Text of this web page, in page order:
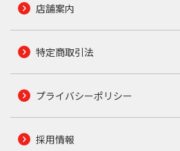
店舗案内
特定商取引法
プライバシーポリシー
採用情報